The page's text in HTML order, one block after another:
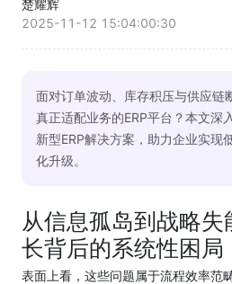
楚耀辉
2025-11-12 15:04:00:30
面对订单波动、库存积压与供应链
真正适配业务的ERP平台？本文深
新型ERP解决方案，助力企业实现
化升级。
从信息孤岛到战略
长背后的系统性困局
表面上看，这些问题属于流程效率范